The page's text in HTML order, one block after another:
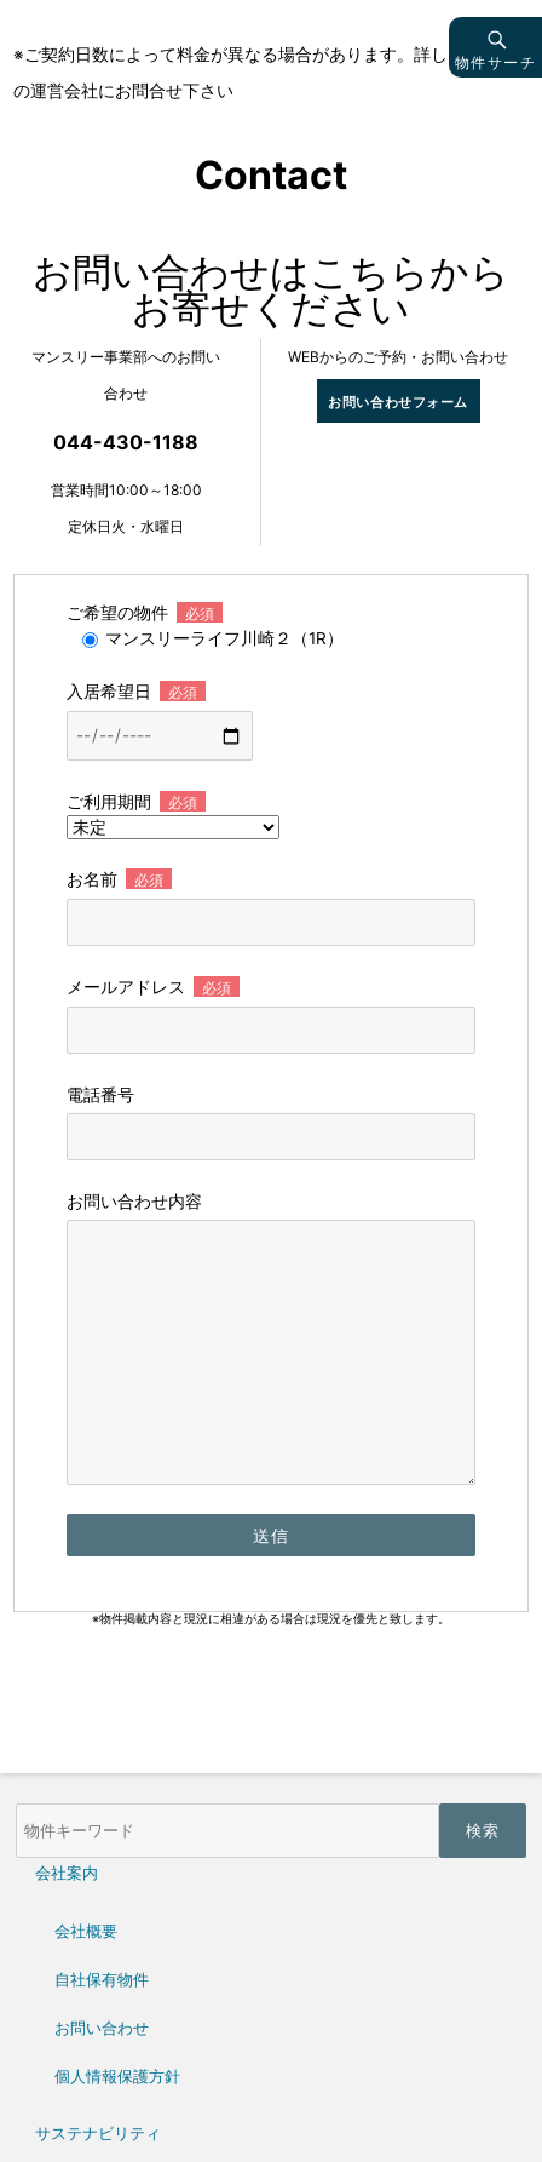
※ご契約日数によって料金が異なる場合があります。詳しくは物件
の運営会社にお問合せ下さい
Contact
お問い合わせはこちらから
お寄せください
マンスリー事業部へのお問い
合わせ
044-430-1188
営業時間10:00～18:00
定休日火・水曜日
WEBからのご予約・お問い合わせ
お問い合わせフォーム
ご希望の物件 必須
マンスリーライフ川崎２（1R）
入居希望日 必須
ご利用期間 必須
お名前 必須
メールアドレス 必須
電話番号
お問い合わせ内容
※物件掲載内容と現況に相違がある場合は現況を優先と致します。
物件サーチ
物
件
会社案内
会社概要
自社保有物件
お問い合わせ
個人情報保護方針
サステナビリティ